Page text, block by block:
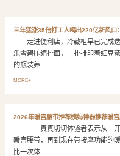
三年猛涨35倍打工人喝出220亿新风口：
走进便利店，冷藏柜早已完成迭
乐雪碧压缩排面，一排排印着红豆
的瓶装养...
MORE+
2026年暖宫腰带推荐姨妈神器推荐暖
真真切切体验者表示从一开始
暖宫腰带，再到现在带按摩功能的
比一次体...